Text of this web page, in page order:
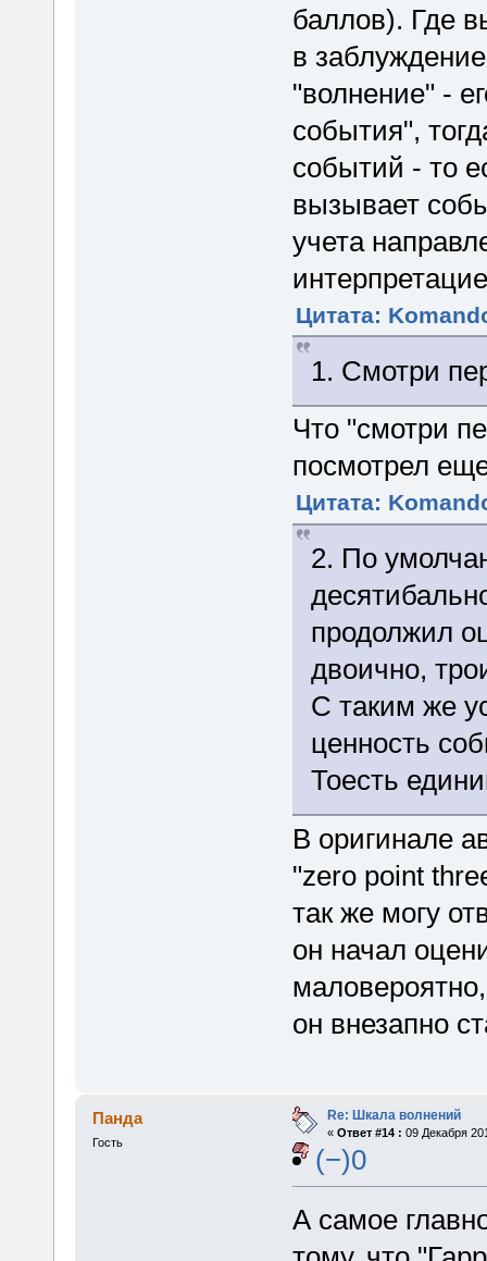
баллов). Где
в
"волнение" -
события",
событий - то
вызывает
учета
Цитата:
1. Смотри
Что "смотри
посмотрел
Цитата:
2. По
продолжил
двоично,
С таким же
ценность
Тоесть
В оригинале
"zero point
так же могу
он начал
он внезапно
Панда
Гость
Re: Шкала волнений
« Ответ #14 : 09 Декабря
(−)0
А самое